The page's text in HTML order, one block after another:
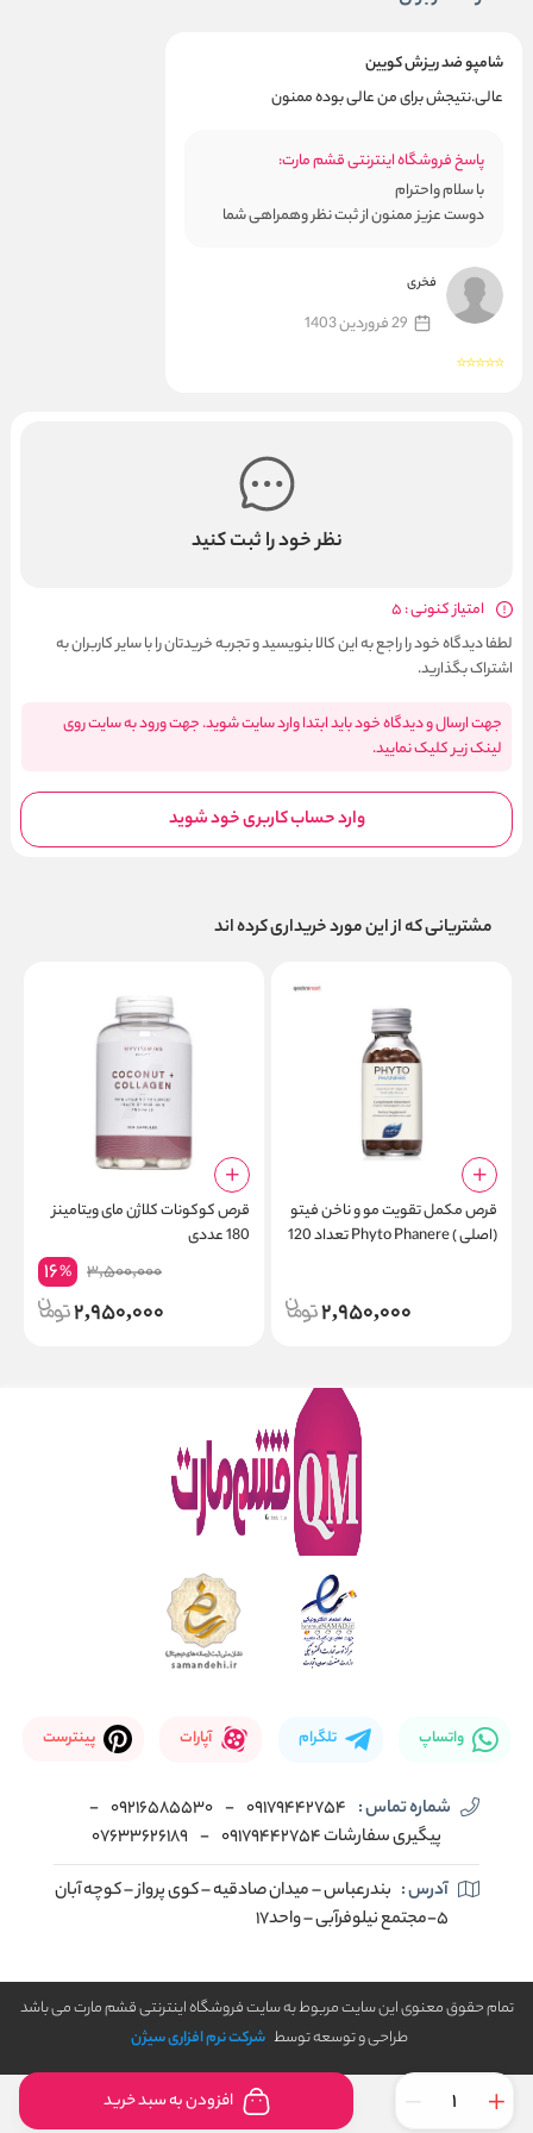
افزودن به سبد خرید
شامپو ضد ریزش کویین
عالی.نتیجش برای من عالی بوده ممنون
پاسخ فروشگاه اینترنتی قشم مارت:
با سلام واحترام
دوست عزیز ممنون از ثبت نظر وهمراهی شما
فخری
29 فروردین 1403
نظر خود را ثبت کنید
امتیاز کنونی : 5
لطفا دیدگاه خود را راجع به این کالا بنویسید و تجربه خریدتان را با سایر کاربران به
اشتراک بگذارید.
جهت ارسال و دیدگاه خود باید ابتدا وارد سایت شوید. جهت ورود به سایت روی
لینک زیر کلیک نمایید.
وارد حساب کاربری خود شوید
مشتریانی که از این مورد خریداری کرده اند
قرص مکمل تقویت مو و ناخن فیتو
(اصلی ) Phyto Phanere تعداد 120
2,950,000
قرص کوکونات کلاژن مای ویتامینز
180 عددی
3,500,000
16%
2,950,000
واتساپ تلگرام آپارات پینترست
شماره تماس : 09179442754
-
09216585530
-
پیگیری سفارشات 09179442754
-
07633626189
آدرس : بندرعباس – میدان صادقیه – کوی پرواز – کوچه آبان
5-مجتمع نیلوفرآبی – واحد17
تمام حقوق معنوی این سایت مربوط به سایت فروشگاه اینترنتی قشم مارت می باشد
طراحی و توسعه توسط شرکت نرم افزاری سیژن